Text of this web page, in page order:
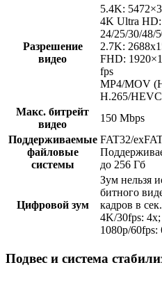
Разрешение
видео
5.4K:
4K Ultra HD:
24/25/30/48/
2.7K:
FHD:
fps
MP4/MOV
H.265/
Макс. битрейт
видео
150 Mbps
Поддерживаемые
файловые
системы
FAT32/
до 256 Гб
Цифровой зум
Зум нельзя
битного
кадров в сек.
4K/30fps:
1080p/60fps:
Подвес и система